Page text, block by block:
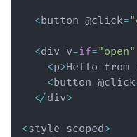
<button @click=
<div v-if="open"
<p>Hello from
<button @click
</div>
<style scoped>